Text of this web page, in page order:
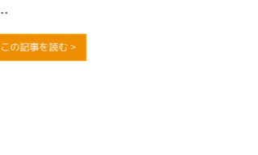
この記事を読む >